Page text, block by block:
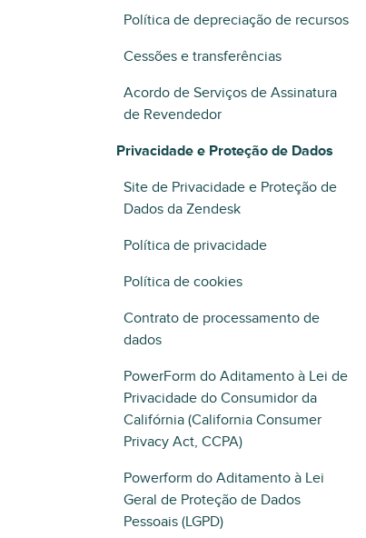
Política de depreciação de recursos
Cessões e transferências
Acordo de Serviços de Assinatura
de Revendedor
Privacidade e Proteção de Dados
Site de Privacidade e Proteção de
Dados da Zendesk
Política de privacidade
Política de cookies
Contrato de processamento de
dados
PowerForm do Aditamento à Lei de
Privacidade do Consumidor da
Califórnia (California Consumer
Privacy Act, CCPA)
Powerform do Aditamento à Lei
Geral de Proteção de Dados
Pessoais (LGPD)